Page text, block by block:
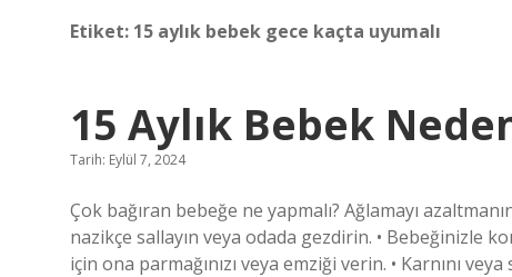
Etiket: 15 aylık bebek gece kaçta uyumalı
15 Aylık Bebek
Tarih: Eylül 7, 2024
Çok bağıran bebeğe ne yapmalı? Ağlamayı
nazikçe sallayın veya odada gezdirin. • Bebeğinizle
için ona parmağınızı veya emziği verin. • Karnını